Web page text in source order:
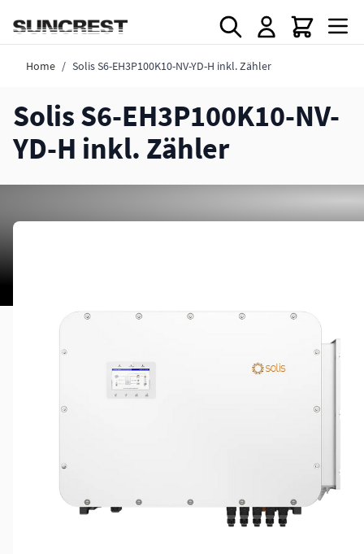
Home / Solis S6-EH3P100K10-NV-YD-H inkl. Zähler
Solis S6-EH3P100K10-NV-
YD-H inkl. Zähler